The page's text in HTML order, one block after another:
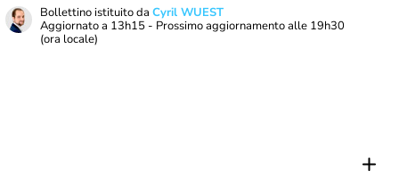
Bollettino istituito da Cyril WUEST
Aggiornato a 13h15 - Prossimo aggiornamento alle 19h30
(ora locale)